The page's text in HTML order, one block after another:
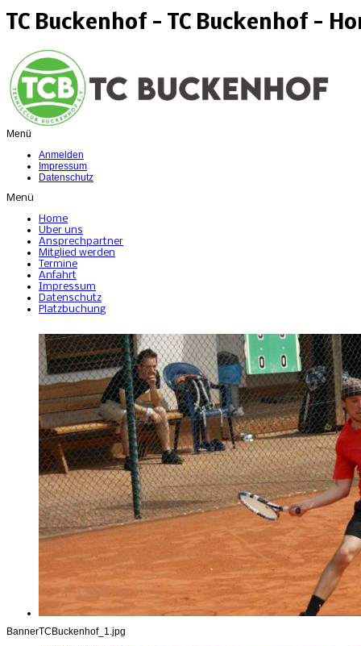
TC Buckenhof - TC Buckenhof -
Menü
Anmelden
Impressum
Datenschutz
Menü
Home
Über uns
Ansprechpartner
Mitglied werden
Termine
Anfahrt
Impressum
Datenschutz
Platzbuchung
TCBuckenhof_1.jpg
Banner